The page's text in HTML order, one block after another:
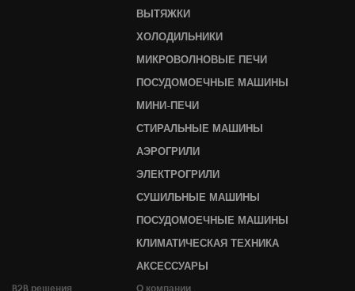
ВЫТЯЖКИ
ХОЛОДИЛЬНИКИ
МИКРОВОЛНОВЫЕ ПЕЧИ
ПОСУДОМОЕЧНЫЕ МАШИНЫ
МИНИ-ПЕЧИ
СТИРАЛЬНЫЕ МАШИНЫ
АЭРОГРИЛИ
ЭЛЕКТРОГРИЛИ
СУШИЛЬНЫЕ МАШИНЫ
ПОСУДОМОЕЧНЫЕ МАШИНЫ
КЛИМАТИЧЕСКАЯ ТЕХНИКА
АКСЕССУАРЫ
B2B решения О компании